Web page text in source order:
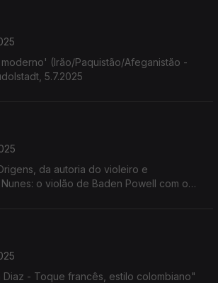
(Irão/Paquistão/Afeganistão -
5.7.2025
da autoria do violeiro e
Powell com o
Diaz - Toque francês, estilo colombiano"